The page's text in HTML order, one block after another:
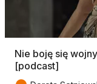
Nie boję się
[podcast]